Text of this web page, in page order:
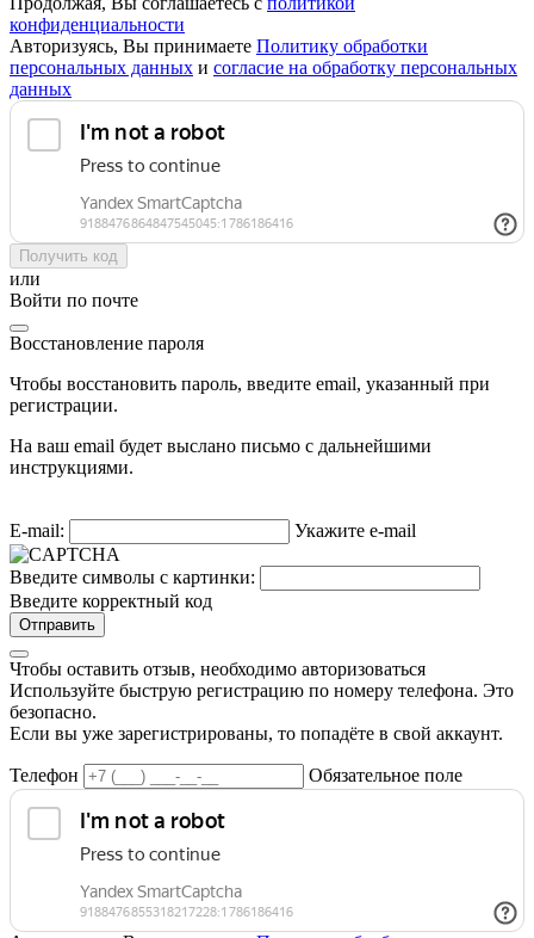
конфиденциальности
Авторизуясь, Вы принимаете Политику обработки
персональных данных и согласие на обработку персональных
данных
Получить код
или
Войти по почте
Восстановление пароля
Чтобы восстановить пароль, введите email, указанный при
регистрации.
На ваш email будет выслано письмо с дальнейшими
инструкциями.
E-mail: Укажите e-mail
Введите символы с картинки:
Введите корректный код
Отправить
Чтобы оставить отзыв, необходимо авторизоваться
Используйте быструю регистрацию по номеру телефона. Это
безопасно.
Если вы уже зарегистрированы, то попадёте в свой аккаунт.
Телефон Обязательное поле